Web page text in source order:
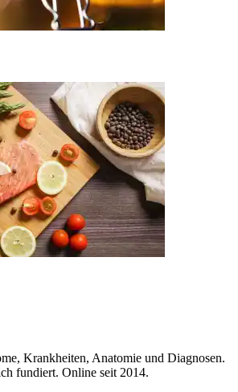
Krankheiten, Anatomie und Diagnosen.
fundiert. Online seit 2014.